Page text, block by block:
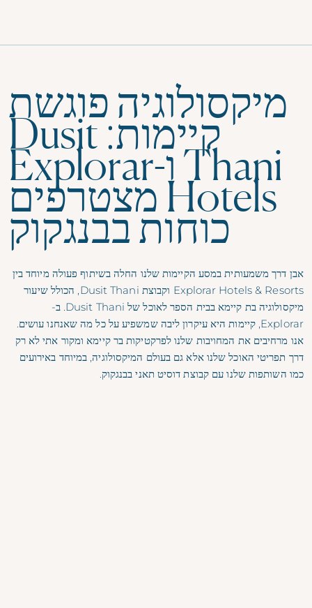
מיקסולוגיה פוגשת
קיימות: Dusit
Thani ו-Explorar
Hotels מצטרפים
כוחות בבנגקוק
אבן דרך משמעותית במסע הקיימות שלנו החלה בשיתוף פעולה מיוחד בין
Explorar Hotels & Resorts וקבוצת Dusit Thani, הכולל שיעור
מיקסולוגיה בת קיימא בבית הספר לאוכל של Dusit Thani. ב-
Explorar, קיימות היא עיקרון ליבה שמשפיע על כל מה שאנחנו עושים.
אנו מרחיבים את המחויבות שלנו לפרקטיקות בר קיימא ומקור אתי לא רק
דרך תפריטי האוכל שלנו אלא גם בעולם המיקסולוגיה, במיוחד באירועים
כמו השותפות שלנו עם קבוצת דוסיט תאני בבנגקוק.